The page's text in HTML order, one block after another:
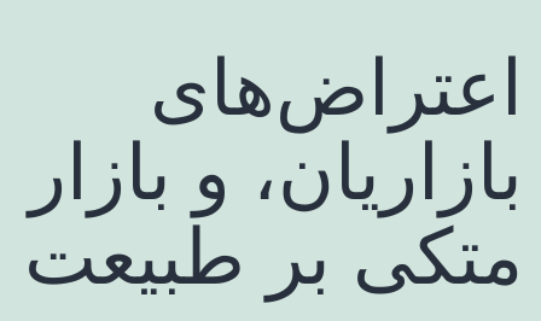
اعتراض‌های
بازاریان، و بازار
متکی بر طبیعت